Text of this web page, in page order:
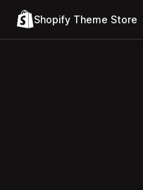
Shopify Theme Store